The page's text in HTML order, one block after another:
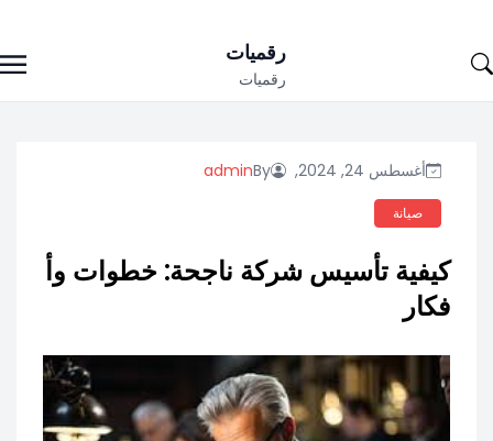
to
رقميات
رقميات
أغسطس 24, 2024, By
admin
صيانة
كيفية تأسيس شركة ناجحة: خطوات وأ
فكار